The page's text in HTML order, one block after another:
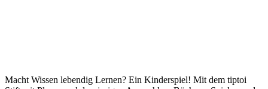
Macht Wissen lebendig Lernen? Ein Kinderspiel! Mit dem tiptoi